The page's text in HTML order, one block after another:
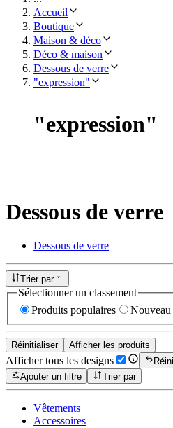
Accueil
Boutique
Maison & déco
Déco & maison
Dessous de verre
"expression"
"expression"
Dessous de verre
Dessous de verre
Trier par
Sélectionner un classement
Produits populaires
Nouveau
Réinitialiser Afficher les produits
Afficher tous les designs
Ajouter un filtre
Trier par
Vêtements
Accessoires